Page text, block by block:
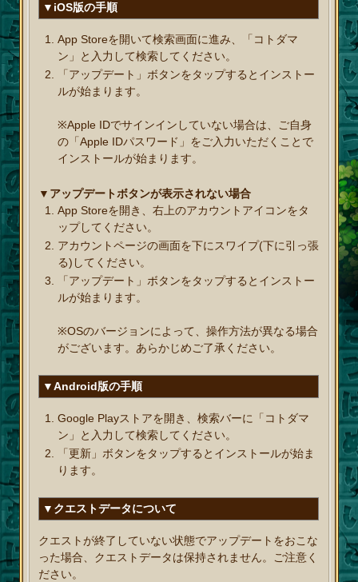
▼iOS版の手順
App Storeを開いて検索画面に進み、「コトダマ
ン」と入力して検索してください。
「アップデート」ボタンをタップするとインストー
ルが始まります。
※Apple IDでサインインしていない場合は、ご自身
の「Apple IDパスワード」をご入力いただくことで
インストールが始まります。
▼アップデートボタンが表示されない場合
App Storeを開き、右上のアカウントアイコンをタ
ップしてください。
アカウントページの画面を下にスワイプ(下に引っ張
る)してください。
「アップデート」ボタンをタップするとインストー
ルが始まります。
※OSのバージョンによって、操作方法が異なる場合
がございます。あらかじめご了承ください。
▼Android版の手順
Google Playストアを開き、検索バーに「コトダマ
ン」と入力して検索してください。
「更新」ボタンをタップするとインストールが始ま
ります。
▼クエストデータについて
クエストが終了していない状態でアップデートをおこな
った場合、クエストデータは保持されません。ご注意く
ださい。